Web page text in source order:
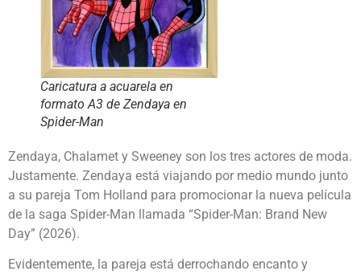
Caricatura a acuarela en
formato A3 de Zendaya en
Spìder-Man
Zendaya, Chalamet y Sweeney son los tres actores de moda.
Justamente. Zendaya está viajando por medio mundo junto
a su pareja Tom Holland para promocionar la nueva película
de la saga Spider-Man llamada “Spider-Man: Brand New
Day” (2026).
Evidentemente, la pareja está derrochando encanto y